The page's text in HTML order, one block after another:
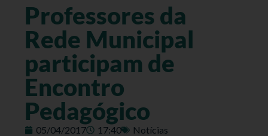
Professores da
Rede Municipal
participam de
Encontro
Pedagógico
05/04/2017 17:40 Notícias